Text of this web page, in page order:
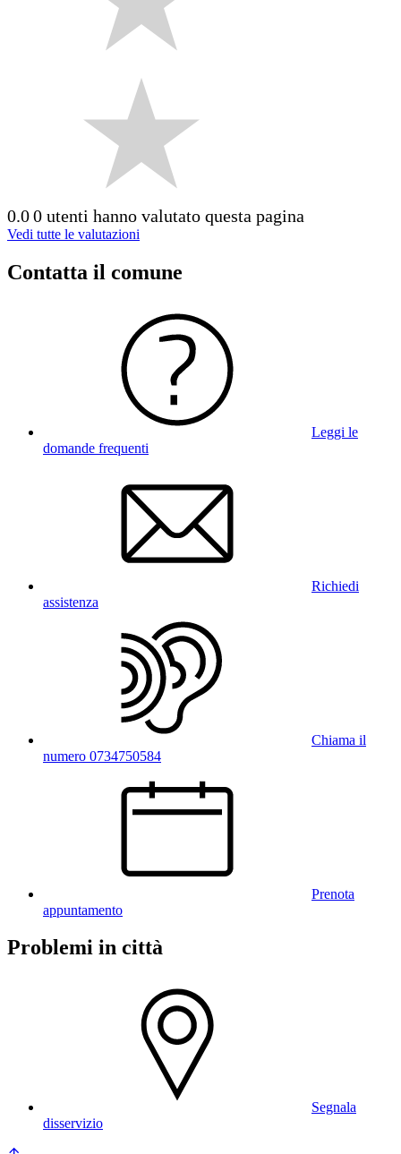
0.00 utenti hanno valutato questa pagina
Vedi tutte le valutazioni
Contatta il comune
Leggi le
domande frequenti
Richiedi
assistenza
Chiama il
numero 0734750584
Prenota
appuntamento
Problemi in città
Segnala
disservizio